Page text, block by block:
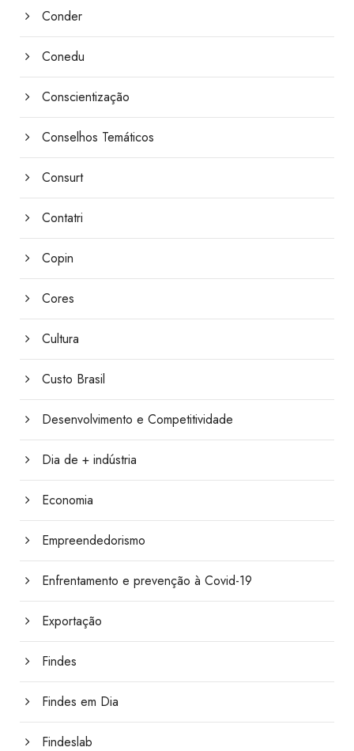
Conder
Conedu
Conscientização
Conselhos Temáticos
Consurt
Contatri
Copin
Cores
Cultura
Custo Brasil
Desenvolvimento e Competitividade
Dia de + indústria
Economia
Empreendedorismo
Enfrentamento e prevenção à Covid-19
Exportação
Findes
Findes em Dia
Findeslab